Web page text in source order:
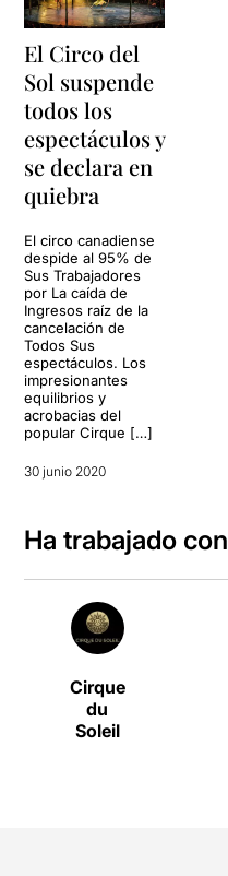
El Circo del
Sol suspende
todos los
espectáculos y
se declara en
quiebra
El circo canadiense
despide al 95% de
Sus Trabajadores
por La caída de
Ingresos raíz de la
cancelación de
Todos Sus
espectáculos. Los
impresionantes
equilibrios y
acrobacias del
popular Cirque […]
30 junio 2020
Ha trabajado con
Cirque
du
Soleil